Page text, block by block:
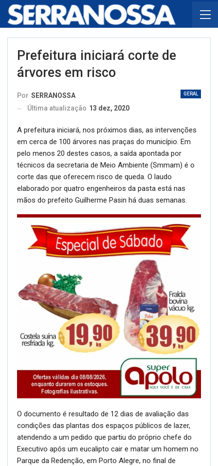
Prefeitura iniciará corte de
árvores em risco
GERAL
Por SERRANOSSA
Última atualização 13 dez, 2020
A prefeitura iniciará, nos próximos dias, as intervenções
em cerca de 100 árvores nas praças do município. Em
pelo menos 20 destes casos, a saída apontada por
técnicos da secretaria de Meio Ambiente (Smmam) é o
corte das que oferecem risco de queda. O laudo
elaborado por quatro engenheiros da pasta está nas
mãos do prefeito Guilherme Pasin há duas semanas.
O documento é resultado de 12 dias de avaliação das
condições das plantas dos espaços públicos de lazer,
atendendo a um pedido que partiu do próprio chefe do
Executivo após um eucalipto cair e matar um homem no
Parque da Redenção, em Porto Alegre, no final de